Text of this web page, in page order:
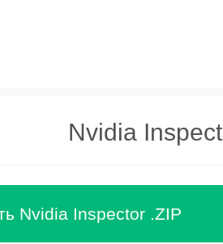
Nvidia
Nvidia Inspector .ZIP